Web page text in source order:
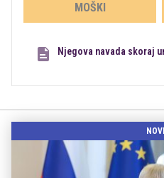
MOŠKI
Njegova navada skoraj